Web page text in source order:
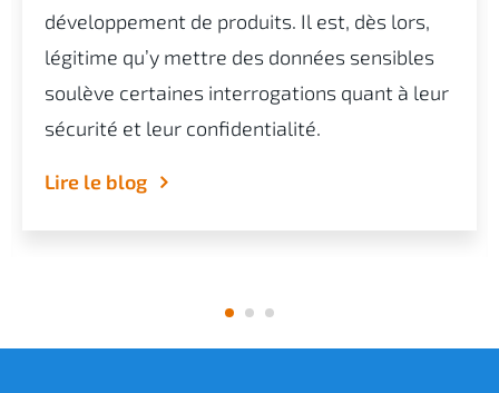
développement de produits. Il est, dès lors,
légitime qu’y mettre des données sensibles
soulève certaines interrogations quant à leur
sécurité et leur confidentialité.
Lire le blog